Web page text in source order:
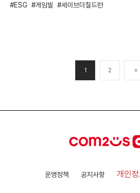
ESG 게임빌 세이브더칠드런
1 2 »
운영정책 공지사항 개인